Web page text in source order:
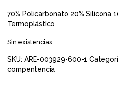
70% Policarbonato 20% Silicona
Termoplástico
Sin existencias
SKU: ARE-003929-600-1
compentencia